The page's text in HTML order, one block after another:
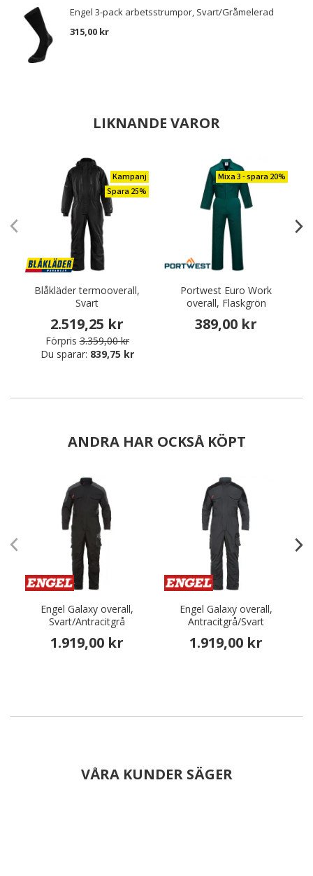
Engel 3-pack arbetsstrumpor, Svart/Gråmelerad
315,00 kr
LIKNANDE VAROR
Kampanj
Spara 25%
Blåkläder termooverall,
Svart
2.519,25 kr
Förpris 3.359,00 kr
Du sparar: 839,75 kr
Mixa 3 - spara 20%
Portwest Euro Work
overall, Flaskgrön
389,00 kr
ANDRA HAR OCKSÅ KÖPT
Engel Galaxy overall,
Svart/Antracitgrå
1.919,00 kr
Engel Galaxy overall,
Antracitgrå/Svart
1.919,00 kr
VÅRA KUNDER SÄGER